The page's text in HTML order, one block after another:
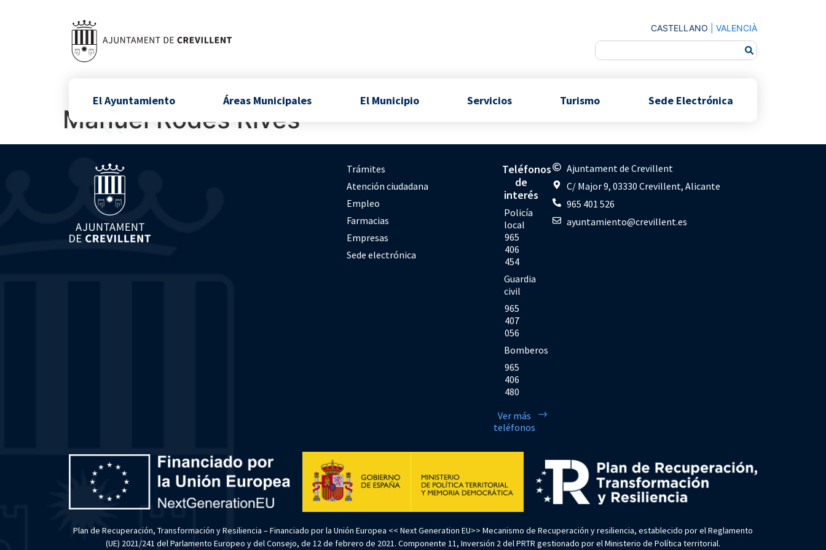
CASTELLANO VALENCIÀ
El Ayuntamiento Áreas Municipales El Municipio Servicios Turismo Sede Electrónica
Manuel Rodes Rives
Trámites
Atención ciudadana
Empleo
Farmacias
Empresas
Sede electrónica
Teléfonos
de
interés
Policía
local
965
406
454
Guardia
civil
965
407
056
Bomberos
965
406
480
Ver más
teléfonos
Ajuntament de Crevillent
C/ Major 9, 03330 Crevillent, Alicante
965 401 526
ayuntamiento@crevillent.es
Plan de Recuperación, Transformación y Resiliencia – Financiado por la Unión Europea << Next Generation EU>> Mecanismo de Recuperación y resiliencia, establecido por el Reglamento
(UE) 2021/241 del Parlamento Europeo y del Consejo, de 12 de febrero de 2021. Componente 11, Inversión 2 del PRTR gestionado por el Ministerio de Política territorial.